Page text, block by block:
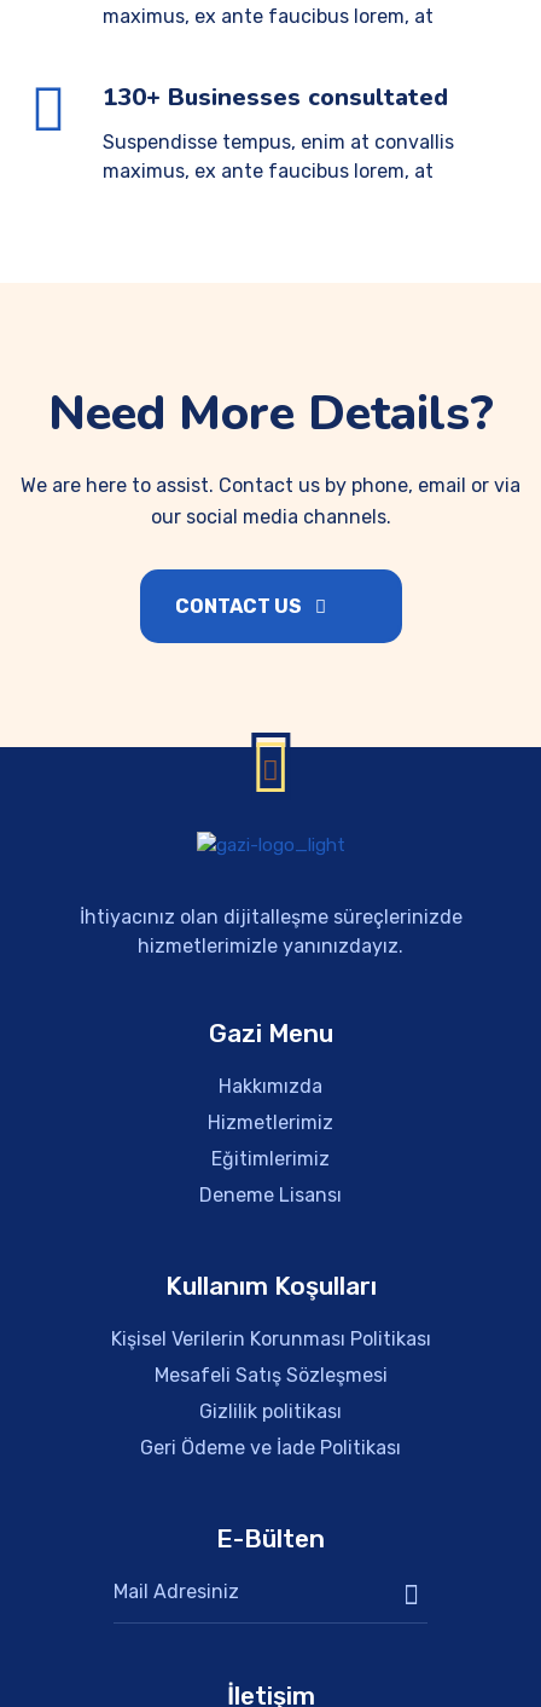
maximus, ex ante faucibus lorem, at
130+ Businesses consultated
Suspendisse tempus, enim at convallis
maximus, ex ante faucibus lorem, at
Need More Details?
We are here to assist. Contact us by phone, email or via
our social media channels.
CONTACT US
İhtiyacınız olan dijitalleşme süreçlerinizde
hizmetlerimizle yanınızdayız.
Gazi Menu
Hakkımızda
Hizmetlerimiz
Eğitimlerimiz
Deneme Lisansı
Kullanım Koşulları
Kişisel Verilerin Korunması Politikası
Mesafeli Satış Sözleşmesi
Gizlilik politikası
Geri Ödeme ve İade Politikası
E-Bülten
İletişim